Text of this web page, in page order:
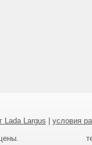
Lada Largus
условия